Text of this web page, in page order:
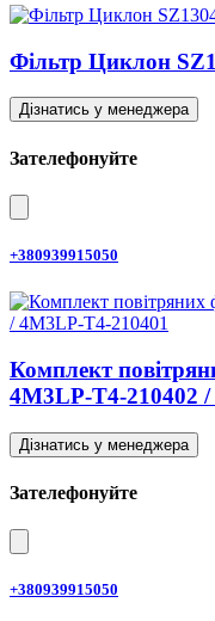
Фільтр Циклон
Дізнатись у менеджера
Зателефонуйте
+380939915050
Комплект
4M3LP-T4-210402
Дізнатись у менеджера
Зателефонуйте
+380939915050